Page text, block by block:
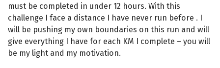
must be completed in under 12 hours. With this
challenge I face a distance I have never run before . I
will be pushing my own boundaries on this run and will
give everything I have for each KM I complete – you will
be my light and my motivation.